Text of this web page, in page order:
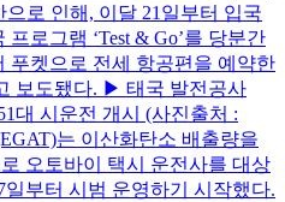
로 인해, 이달 21일부터 입국
로그램 ‘Test & Go’를 당분간
푸켓으로 전세 항공편을 예약한
보도됐다. ▶ 태국 발전공사
대 시운전 개시 (사진출처 :
는 이산화탄소 배출량을
오토바이 택시 운전사를 대상
부터 시범 운영하기 시작했다.